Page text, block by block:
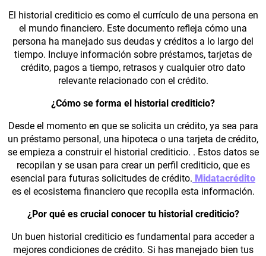
El historial crediticio es como el currículo de una persona en
el mundo financiero. Este documento refleja cómo una
persona ha manejado sus deudas y créditos a lo largo del
tiempo. Incluye información sobre préstamos, tarjetas de
crédito, pagos a tiempo, retrasos y cualquier otro dato
relevante relacionado con el crédito.
¿Cómo se forma el historial crediticio?
Desde el momento en que se solicita un crédito, ya sea para
un préstamo personal, una hipoteca o una tarjeta de crédito,
se empieza a construir el historial crediticio. . Estos datos se
recopilan y se usan para crear un perfil crediticio, que es
esencial para futuras solicitudes de crédito. Midatacrédito
es el ecosistema financiero que recopila esta información.
¿Por qué es crucial conocer tu historial crediticio?
Un buen historial crediticio es fundamental para acceder a
mejores condiciones de crédito. Si has manejado bien tus